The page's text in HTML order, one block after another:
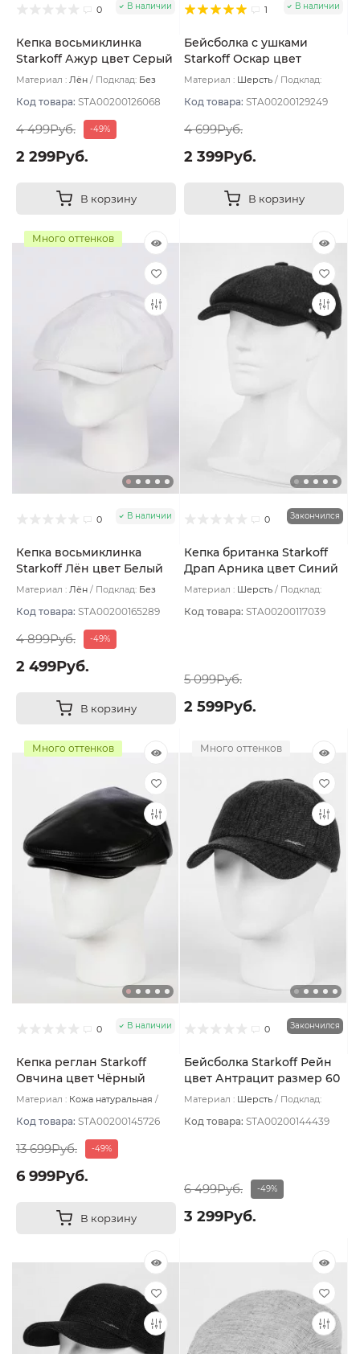
0 В наличии
Кепка восьмиклинка
Starkoff Ажур цвет Серый
размер 57
Материал : Лён Подклад: Без
Код товара: STA00200126068
4 499Руб. -49%
2 299Руб.
В корзину
1 В наличии
Бейсболка с ушками
Starkoff Оскар цвет
Синий размер 56
Материал : Шерсть
Подклад:
Код товара: STA00200129249
4 699Руб.
2 399Руб.
В корзину
Много оттенков
0 В наличии
Кепка восьмиклинка
Starkoff Лён цвет Белый
размер 57
Материал : Лён Подклад: Без
Код товара: STA00200165289
4 899Руб. -49%
2 499Руб.
В корзину
0 Закончился
Кепка британка Starkoff
Драп Арника цвет Синий
тёмный размер 56
Материал : Шерсть
Подклад:
Код товара: STA00200117039
5 099Руб.
2 599Руб.
Много оттенков
0 В наличии
Кепка реглан Starkoff
Овчина цвет Чёрный
размер 59
Материал : Кожа натуральная
Код товара: STA00200145726
13 699Руб. -49%
6 999Руб.
В корзину
Много оттенков
0 Закончился
Бейсболка Starkoff Рейн
цвет Антрацит размер 60
Материал : Шерсть
Подклад:
Код товара: STA00200144439
6 499Руб. -49%
3 299Руб.